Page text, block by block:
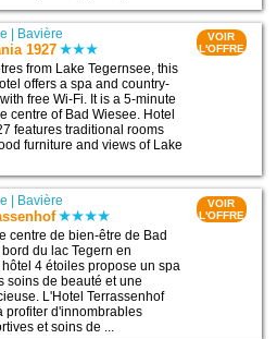
Bavière
1927
from Lake Tegernsee, this
offers a spa and country-
free Wi-Fi. It is a 5-minute
centre of Bad Wiesee. Hotel
features traditional rooms
furniture and views of Lake
VOIR
L'OFFRE
| Bavière
centre de bien-être de Bad
du lac Tegern en
4 étoiles propose un spa
soins de beauté et une
L'Hotel Terrassenhof
profiter d'innombrables
et soins de ...
VOIR
L'OFFRE